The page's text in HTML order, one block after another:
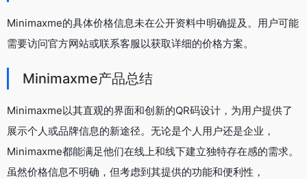
Minimaxme的具体价格信息未在公开资料中明确提及。用户可能
需要访问官方网站或联系客服以获取详细的价格方案。
Minimaxme产品总结
Minimaxme以其直观的界面和创新的QR码设计，为用户提供了
展示个人或品牌信息的新途径。无论是个人用户还是企业，
Minimaxme都能满足他们在线上和线下建立独特存在感的需求。
虽然价格信息不明确，但考虑到其提供的功能和便利性，